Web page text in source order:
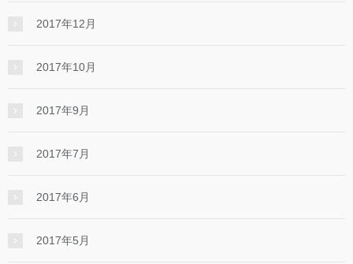
2017年12月
2017年10月
2017年9月
2017年7月
2017年6月
2017年5月